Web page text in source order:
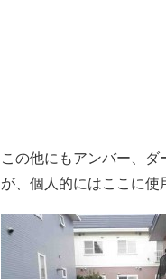
この他にもアンバー、
が、個人的にはここに使